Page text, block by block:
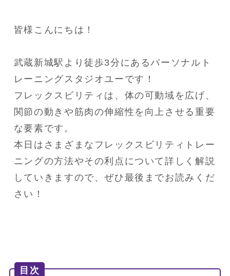
皆様こんにちは！
武蔵新城駅より徒歩3分にあるパーソナルト
レーニングスタジオユーです！
フレックスビリティは、体の可動域を広げ、
関節の動きや筋肉の伸縮性を向上させる重要
な要素です。
本日はさまざまなフレックスビリティトレー
ニングの方法やその利点について詳しく解説
していきますので、ぜひ最後までお読みくだ
さい！
目次